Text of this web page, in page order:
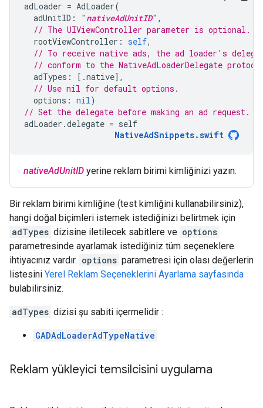
adLoader = AdLoader(
adUnitID : " nativeAdUnitID" ,
// The UIViewController parameter is optional.
rootViewController : self,
// To receive native ads, the ad loader's
// conform to the NativeAdLoaderDelegate
adTypes : [.native],
// Use nil for default options.
options : nil)
// Set the delegate before making an ad request.
adLoader .delegate = self
NativeAdSnippets.swift
nativeAdUnitID yerine reklam birimi kimliğinizi yazın.
Bir reklam birimi kimliğine (test kimliğini kullanabilirsiniz),
hangi doğal biçimleri istemek istediğinizi belirtmek için
adTypes dizisine iletilecek sabitlere ve options
parametresinde ayarlamak istediğiniz tüm seçeneklere
ihtiyacınız vardır. options parametresi için olası değerlerin
listesini Yerel Reklam Seçeneklerini Ayarlama sayfasında
bulabilirsiniz.
adTypes dizisi şu sabiti içermelidir :
GADAdLoaderAdTypeNative
Reklam yükleyici temsilcisini uygulama